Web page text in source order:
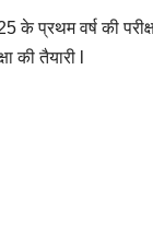
के प्रथम वर्ष की
की तैयारी l